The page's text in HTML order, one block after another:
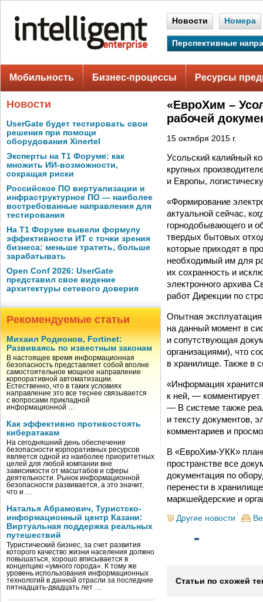
Новости Номера
Перспективные
Мобильность Бизнес-процессы Ресурсы
Новости
UserGate будет тестировать свои
решения при помощи
оборудования Xinertel
Эксперты на Т1 Форуме: как
множить ИИ-возможности,
сокращая риски
Российское ПО виртуализации и
инфраструктурное ПО — наиболее
востребованные направления для
тестирования
На Т1 Форуме вывели формулу
эффективности ИТ с точки зрения
бизнеса: меньше тратить, больше
зарабатывать
Open Conf 2026: UserGate
представил свое видение
архитектуры сетевого доверия
Рекомендуемые статьи
Михаил Родионов, Fortinet:
Развиваясь по известным законам
В настоящее время информационная
безопасность представляет собой вполне
самостоятельное мощное направление
корпоративной автоматизации.
Естественно, что в таких условиях
направление это все теснее связывается
с вопросами прикладной
информационной …
Как эффективно противостоять
кибератакам
На сегодняшний день обеспечение
безопасности корпоративных ресурсов
является одной из наиболее приоритетных
целей для любой компании вне
зависимости от масштабов и сферы
деятельности. Рынок информационной
безопасности развивается, а это значит,
что и …
Наталья Абрамович, Туристско-
информационный центр Казани:
Виртуальная поддержка реальных
путешествий
Туристический бизнес, за счет развития
которого качество жизни населения должно
повышаться, хорошо вписывается в
концепцию «умного города». К тому же
уровень использования информационных
технологий в данной отрасли за последние
пятнадцать-двадцать лет …
«ЕвроХим –
рабочей
15 октября 2015 г.
Усольский калийный
крупных
и Европы,
«Формирование
актуальной сейчас,
горнодобывающего и
твердых бытовых
которые приходят в
необходимый им для
их сохранность и
электронного архива
работ Дирекции по
Опытная эксплуатация
на данный момент в
и сопутствующая
организациями), что
в хранилище. Также в
«Информация
к ней, —
— В системе также
и тексту документов,
комментариев и
В «ЕвроХим-УКК»
пространстве все
документация по
перенести в
маркшейдерские и
Другие новости
Статьи по схожей